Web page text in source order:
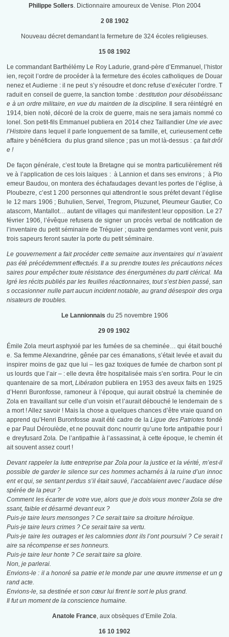
Philippe Sollers. Dictionnaire amoureux de Venise. Plon 2004
2 08 1902
Nouveau décret demandant la fermeture de 324 écoles religieuses.
15 08 1902
Le commandant Barthélémy Le Roy Ladurie, grand-père d’Emmanuel, l’histor
ien, reçoit l’ordre de procéder à la fermeture des écoles catholiques de Douar
nenez et Audierne : il ne peut s’y résoudre et donc refuse d’exécuter l’ordre. T
raduit en conseil de guerre, la sanction tombe :destitution pour désobéissanc
e à un ordre militaire, en vue du maintien de la discipline.
Il sera réintégré en
1914, bien noté, décoré de la croix de guerre, mais ne sera jamais nommé co
lonel. Son petit-fils Emmanuel publiera en 2014 chez Taillandier Une vie avec
l’Histoiredans lequel il parle longuement de sa famille, et, curieusement cette
affaire y bénéficiera du plus grand silence ; pas un mot là-dessus : ça fait drôl
e !
De façon générale, c’est toute la Bretagne qui se montra particulièrement réti
ve à l’application de ces lois laïques : à Lannion et dans ses environs ; à Plo
emeur Baudou, on montera des échafaudages devant les portes de l’église, à
Ploubezre, c’est 1 200 personnes qui attendront le sous préfet devant l’église
le 12 mars 1906 ; Buhulien, Servel, Tregrom, Pluzunet, Pleumeur Gautier, Co
atascorn, Mantallot… autant de villages qui manifestent leur opposition. Le 27
février 1906, l’évêque refusera de signer un procès verbal de notification de
l’inventaire du petit séminaire de Tréguier ; quatre gendarmes vont venir, puis
trois sapeurs feront sauter la porte du petit séminaire.
Le gouvernement a fait procéder cette semaine aux inventaires qui n’avaient
pas été précédemment effectués. Il a su prendre toutes les précautions néces
saires pour empêcher toute résistance des énergumènes du parti clérical. Ma
lgré les récits publiés par les feuilles réactionnaires, tout s’est bien passé, san
s occasionner nulle part aucun incident notable, au grand désespoir des orga
nisateurs de troubles.
Le Lannionnais du 25 novembre 1906
29 09 1902
Émile Zola meurt asphyxié par les fumées de sa cheminée… qui était bouché
e. Sa femme Alexandrine, gênée par ces émanations, s’était levée et avait du
inspirer moins de gaz que lui – les gaz toxiques de fumée de charbon sont pl
us lourds que l’air – : elle devra être hospitalisée mais s’en sortira. Pour le cin
quantenaire de sa mort,Libération publiera en 1953 des aveux faits en 1925
d’Henri Buronfosse, ramoneur à l’époque, qui aurait obstrué la cheminée de
Zola en travaillant sur celle d’un voisin et l’aurait débouché le lendemain de s
a mort ! Allez savoir ! Mais la chose a quelques chances d’être vraie quand on
apprend qu’Henri Buronfosse avait été cadre de laLigue des Patriotes fondé
e par Paul Déroulède, et ne pouvait donc nourrir qu’une forte antipathie pour l
e dreyfusard Zola. De l’antipathie à l’assassinat, à cette époque, le chemin ét
ait souvent assez court !
Devant rappeler la lutte entreprise par Zola pour la justice et la vérité, m’est-il
possible de garder le silence sur ces hommes acharnés à la ruine d’un innoc
ent et qui, se sentant perdus s’il était sauvé, l’accablaient avec l’audace dése
spérée de la peur ?
Comment les écarter de votre vue, alors que je dois vous montrer Zola se dre
ssant, faible et désarmé devant eux ?
Puis-je taire leurs mensonges ? Ce serait taire sa droiture héroïque.
Puis-je taire leurs crimes ? Ce serait taire sa vertu.
Puis-je taire les outrages et les calomnies dont ils l’ont poursuivi ? Ce serait t
aire sa récompense et ses honneurs.
Puis-je taire leur honte ? Ce serait taire sa gloire.
Non, je parlerai.
Envions-le : il a honoré sa patrie et le monde par une œuvre immense et un g
rand acte.
Envions-le, sa destinée et son cœur lui firent le sort le plus grand.
Il fut un moment de la conscience humaine.
Anatole France, aux obsèques d’Emile Zola.
16 10 1902